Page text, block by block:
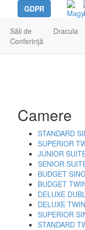
GDPR
Săli de
Conferinţă
Dracula
Camere
STANDARD
SUPERIOR
JUNIOR
SENIOR
BUDGET
BUDGET
DELUXE
DELUXE
SUPERIOR
STANDARD